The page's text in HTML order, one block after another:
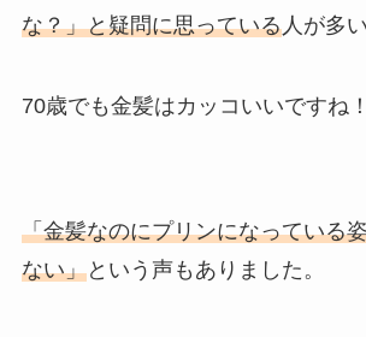
な？」と疑問に思っている人が多
70歳でも金髪はカッコいいですね！
「金髪なのにプリンになっている
ない」という声もありました。